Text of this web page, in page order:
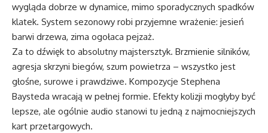
wygląda dobrze w dynamice, mimo sporadycznych spadków
klatek. System sezonowy robi przyjemne wrażenie: jesień
barwi drzewa, zima ogołaca pejzaż.
Za to dźwięk to absolutny majstersztyk. Brzmienie silników,
agresja skrzyni biegów, szum powietrza – wszystko jest
głośne, surowe i prawdziwe. Kompozycje Stephena
Baysteda wracają w pełnej formie. Efekty kolizji mogłyby być
lepsze, ale ogólnie audio stanowi tu jedną z najmocniejszych
kart przetargowych.